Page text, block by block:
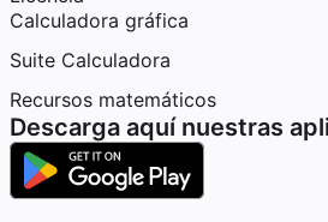
Calculadora gráfica
Suite Calculadora
Recursos matemáticos
Descarga aquí nuestras